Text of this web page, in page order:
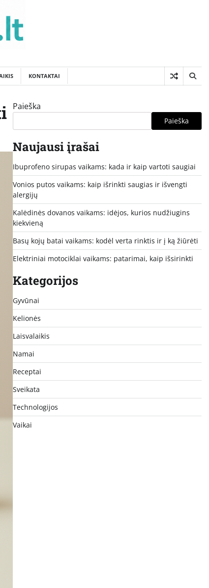
KONTAKTAI
Paieška
Paieška
Naujausi įrašai
Ibuprofeno sirupas vaikams: kada ir kaip vartoti saugiai
Vonios putos vaikams: kaip išrinkti saugias ir išvengti
alergijų
Kalėdinės dovanos vaikams: idėjos, kurios nudžiugins
kiekvieną
Basų kojų batai vaikams: kodėl verta rinktis ir į ką žiūrėti
Elektriniai motociklai vaikams: patarimai, kaip išsirinkti
Kategorijos
Gyvūnai
Kelionės
Laisvalaikis
Namai
Receptai
Sveikata
Technologijos
Vaikai